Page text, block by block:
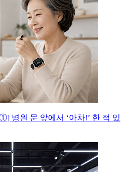
병원 문 앞에서 ‘아차!’ 한 적 있